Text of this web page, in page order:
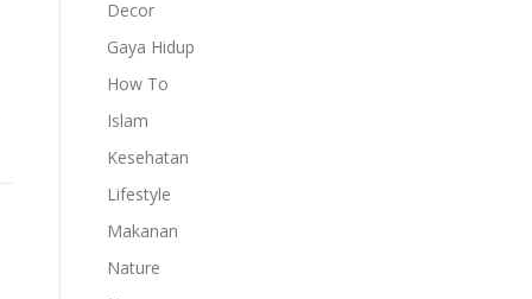
Decor
Gaya Hidup
How To
Islam
Kesehatan
Lifestyle
Makanan
Nature